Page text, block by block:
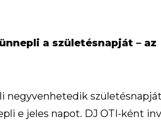
a születésnapját – az
negyvenhetedik
e jeles napot. DJ OTI-ként